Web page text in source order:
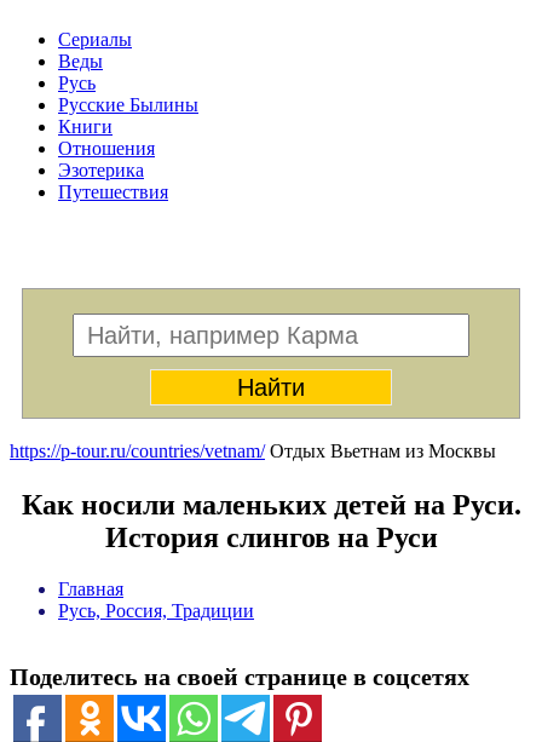
Сериалы
Веды
Русь
Русские Былины
Книги
Отношения
Эзотерика
Путешествия
https://p-tour.ru/countries/vetnam/Отдых Вьетнам из Москвы
Как носили маленьких детей на Руси.
История слингов на Руси
Главная
Русь, Россия, Традиции
Поделитесь на своей странице в соцсетях